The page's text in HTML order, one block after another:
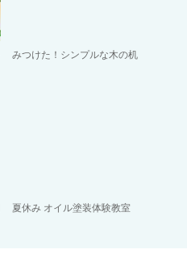
みつけた！シンプルな木の机
夏休み オイル塗装体験教室